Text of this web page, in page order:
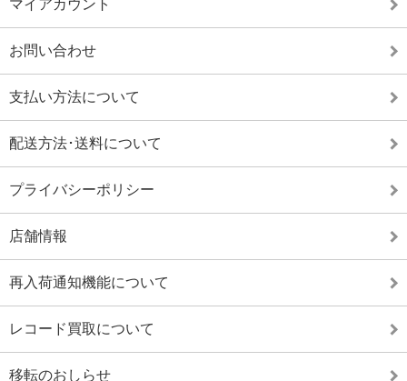
マイアカウント
お問い合わせ
支払い方法について
配送方法･送料について
プライバシーポリシー
店舗情報
再入荷通知機能について
レコード買取について
移転のおしらせ